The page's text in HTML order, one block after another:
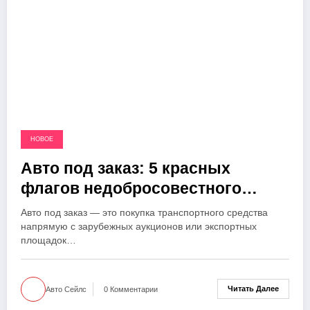
НОВОЕ
Авто под заказ: 5 красных
флагов недобросовестного
посредника
Авто под заказ — это покупка транспортного средства
напрямую с зарубежных аукционов или экспортных
площадок…
Авто Сейлс 0 Комментарии Читать Далее